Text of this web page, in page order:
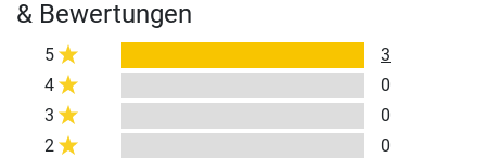
& Bewertungen
5
3
4
0
3
0
2
0